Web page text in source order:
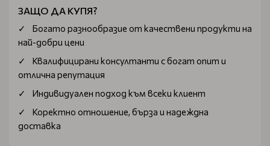
ЗАЩО ДА КУПЯ?
Богатo разнообразие от качествени продукти на
най-добри цени
Квалифицирани консултанти с богат опит и
отлична репутация
Индивидуален подход към всеки клиент
Коректно отношение, бърза и надеждна
доставка